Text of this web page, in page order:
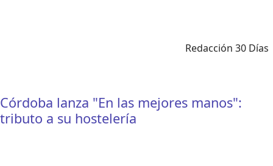
Redacción 30 Días
Córdoba lanza "En las mejores manos":
tributo a su hostelería